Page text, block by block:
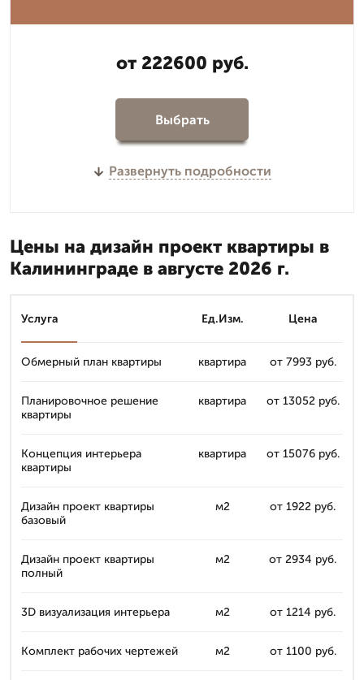
от 222600 руб.
Выбрать
Развернуть подробности
Цены на дизайн проект квартиры в
Калининграде в августе 2026 г.
Услуга Ед.Изм. Цена
Обмерный план квартиры квартира от 7993 руб.
Планировочное решение
квартиры
квартира от 13052 руб.
Концепция интерьера
квартиры
квартира от 15076 руб.
Дизайн проект квартиры
базовый
м2 от 1922 руб.
Дизайн проект квартиры
полный
м2 от 2934 руб.
3D визуализация интерьера м2 от 1214 руб.
Комплект рабочих чертежей м2 от 1100 руб.